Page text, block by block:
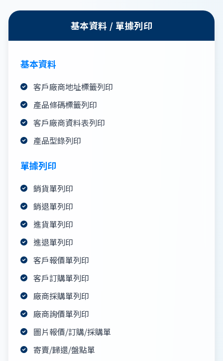
基本資料 / 單據列印
基本資料
客戶廠商地址標籤列印
產品條碼標籤列印
客戶廠商資料表列印
產品型錄列印
單據列印
銷貨單列印
銷退單列印
進貨單列印
進退單列印
客戶報價單列印
客戶訂購單列印
廠商採購單列印
廠商詢價單列印
圖片報價/訂購/採購單
寄賣/歸還/盤點單